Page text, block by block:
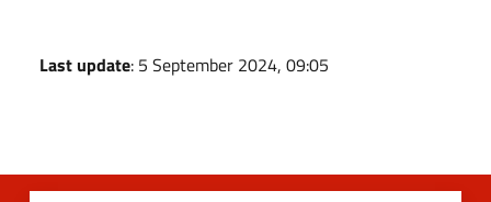
Last update: 5 September 2024, 09:05